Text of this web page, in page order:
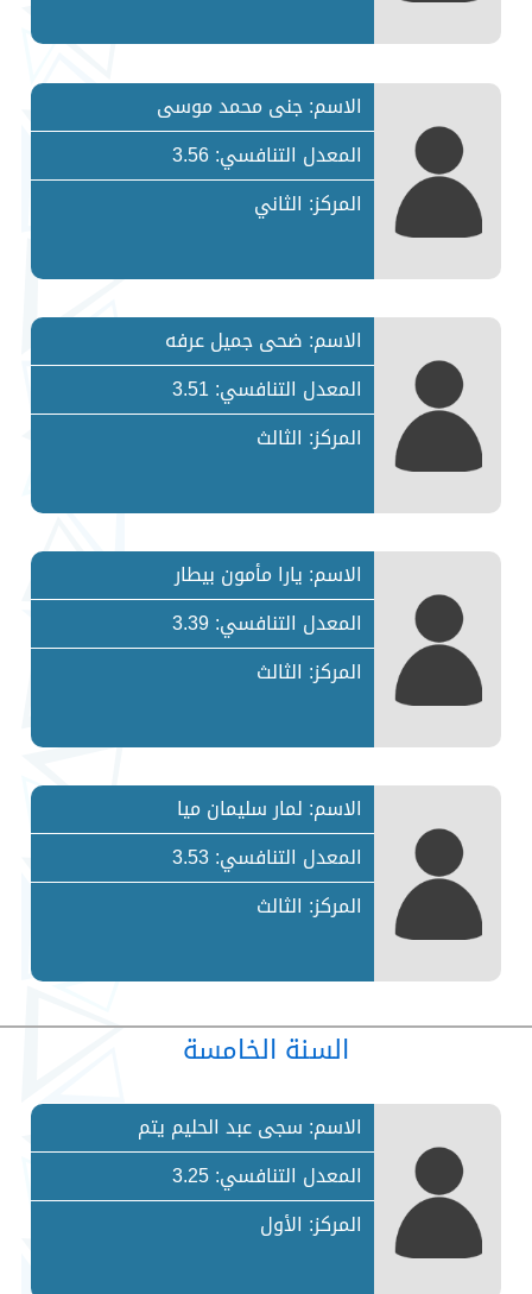
الاسم: جنى محمد موسى
المعدل التنافسي: 3.56
المركز: الثاني
الاسم: ضحى جميل عرفه
المعدل التنافسي: 3.51
المركز: الثالث
الاسم: يارا مأمون بيطار
المعدل التنافسي: 3.39
المركز: الثالث
الاسم: لمار سليمان ميا
المعدل التنافسي: 3.53
المركز: الثالث
السنة الخامسة
الاسم: سجى عبد الحليم يتم
المعدل التنافسي: 3.25
المركز: الأول